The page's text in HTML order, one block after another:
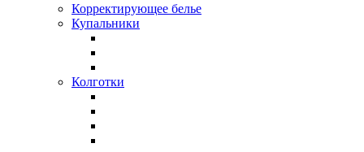
Корректирующее белье
Купальники
Колготки